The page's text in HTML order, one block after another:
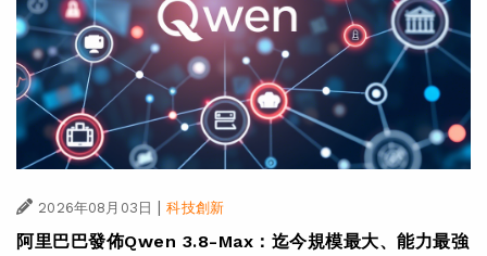
2026年08月03日 | 科技創新
阿里巴巴發佈Qwen 3.8-Max：迄今規模最大、能力最強